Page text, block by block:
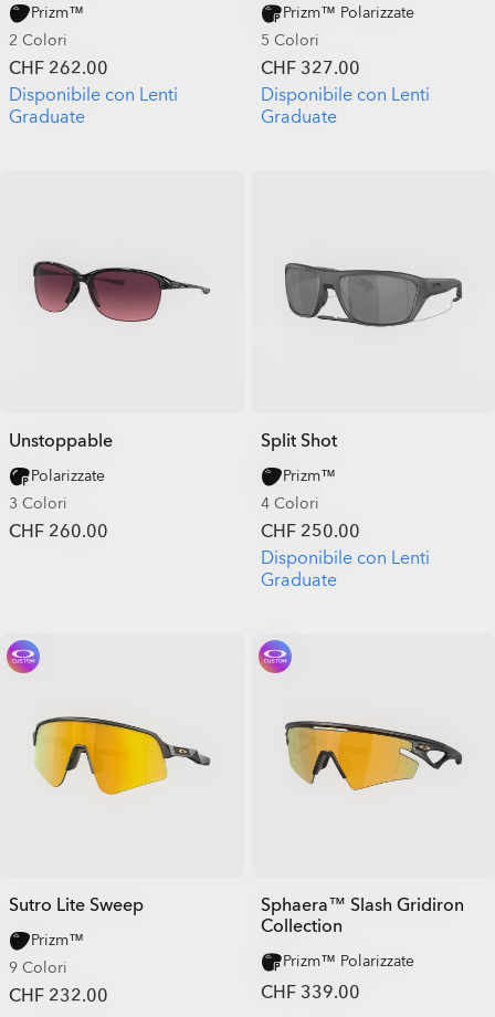
Prizm™
2 Colori
CHF 262.00
Disponibile con Lenti
Graduate
Prizm™ Polarizzate
5 Colori
CHF 327.00
Disponibile con Lenti
Graduate
Unstoppable
Polarizzate
3 Colori
CHF 260.00
Split Shot
Prizm™
4 Colori
CHF 250.00
Disponibile con Lenti
Graduate
Sutro Lite Sweep
Prizm™
9 Colori
CHF 232.00
Sphaera™ Slash Gridiron
Collection
Prizm™ Polarizzate
CHF 339.00